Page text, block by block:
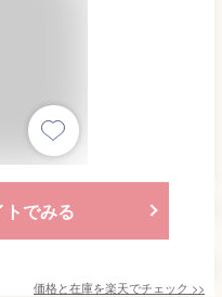
でみる
価格と在庫を楽天でチェック >>